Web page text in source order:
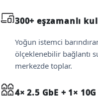
300+ eşzamanlı
Yoğun istemci
ölçeklenebilir bağlantı
merkezde toplar.
4× 2.5 GbE + 1× 10G